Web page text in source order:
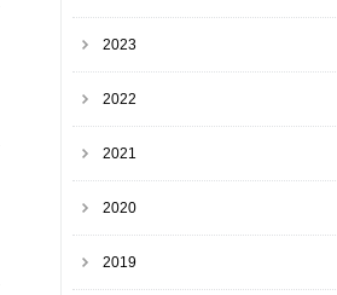
2023
2022
2021
2020
2019